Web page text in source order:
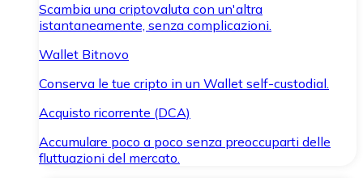
Scambia una criptovaluta con un'altra
istantaneamente, senza complicazioni.
Wallet Bitnovo
Conserva le tue cripto in un Wallet self-custodial.
Acquisto ricorrente (DCA)
Accumulare poco a poco senza preoccuparti delle
fluttuazioni del mercato.